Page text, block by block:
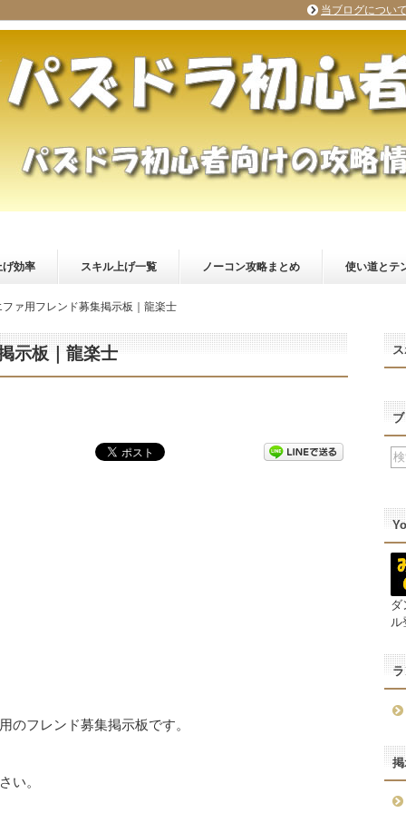
げ効率 スキル上げ一覧 ノーコン攻略まとめ 使い道とテ
ファ用フレンド募集掲示板｜龍楽士
示板｜龍楽士
のフレンド募集掲示板です。
い。
ダ
ル
当ブログについて